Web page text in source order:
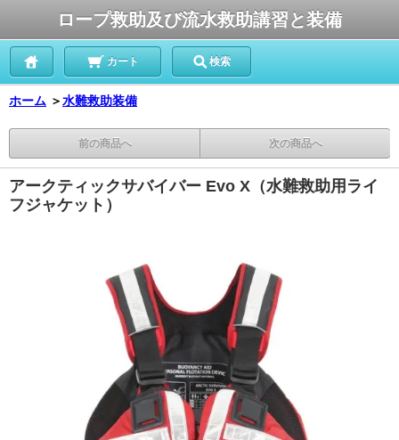
ロープ救助及び流水救助講習と装備
カート 検索
ホーム ＞水難救助装備
前の商品へ 次の商品へ
アークティックサバイバー Evo X（水難救助用ライ
フジャケット）